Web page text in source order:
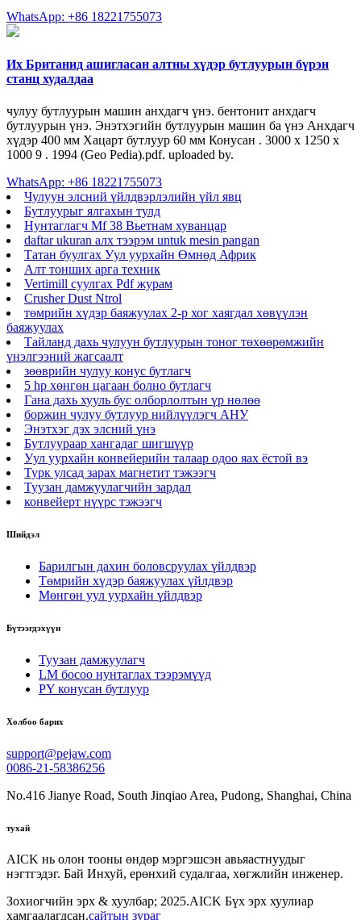
WhatsApp: +86 18221755073
Их Британид ашигласан алтны хүдэр бутлуурын бүрэн
станц худалдаа
чулуу бутлуурын машин анхдагч үнэ. бентонит анхдагч
бутлуурын үнэ. Энэтхэгийн бутлуурын машин ба үнэ Анхдагч
хүдэр 400 мм Хацарт бутлуур 60 мм Конусан . 3000 х 1250 х
1000 9 . 1994 (Geo Pedia).pdf. uploaded by.
WhatsApp: +86 18221755073
Чулуун элсний үйлдвэрлэлийн үйл явц
Бутлуурыг ялгахын тулд
Нунтаглагч Mf 38 Вьетнам хуванцар
daftar ukuran алх тээрэм untuk mesin pangan
Татан буулгах Уул уурхайн Өмнөд Африк
Алт тонших арга техник
Vertimill суулгах Pdf журам
Crusher Dust Ntrol
төмрийн хүдэр баяжуулах 2-р хог хаягдал хөвүүлэн
баяжуулах
Тайланд дахь чулуун бутлуурын тоног төхөөрөмжийн
үнэлгээний жагсаалт
зөөврийн чулуу конус бутлагч
5 hp хөнгөн цагаан болно бутлагч
Гана дахь хууль бус олборлолтын үр нөлөө
боржин чулуу бутлуур нийлүүлэгч АНУ
Энэтхэг дэх элсний үнэ
Бутлуураар хангадаг шигшүүр
Уул уурхайн конвейерийн талаар одоо яах ёстой вэ
Турк улсад зарах магнетит тэжээгч
Туузан дамжуулагчийн зардал
конвейерт нүүрс тэжээгч
Шийдэл
Барилгын дахин боловсруулах үйлдвэр
Төмрийн хүдэр баяжуулах үйлдвэр
Мөнгөн уул уурхайн үйлдвэр
Бүтээгдэхүүн
Туузан дамжуулагч
LM босоо нунтаглах тээрэмүүд
PY конусан бутлуур
Холбоо барих
support@pejaw.com
0086-21-58386256
No.416 Jianye Road, South Jinqiao Area, Pudong, Shanghai, China
тухай
AICK нь олон тооны өндөр мэргэшсэн авьяастнуудыг
нэгтгэдэг. Бай Инхуй, ерөнхий судалгаа, хөгжлийн инженер.
Зохиогчийн эрх & хуулбар; 2025.AICK Бүх эрх хуулиар
хамгаалагдсан.сайтын зураг